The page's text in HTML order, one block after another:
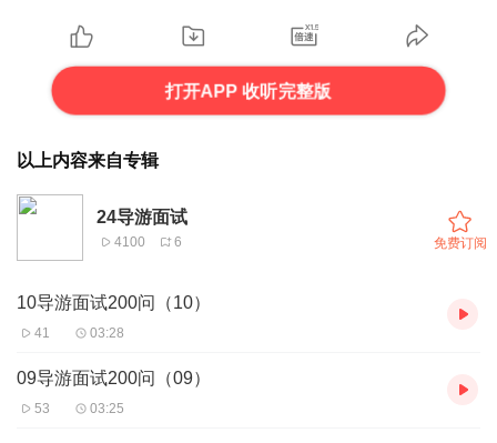
打开APP 收听完整版
以上内容来自专辑
24导游面试
4100 6 免费订阅
10导游面试200问（10）
41 03:28
09导游面试200问（09）
53 03:25